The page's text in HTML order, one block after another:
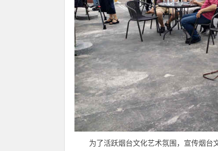
为了活跃烟台文化艺术氛围，宣传烟台